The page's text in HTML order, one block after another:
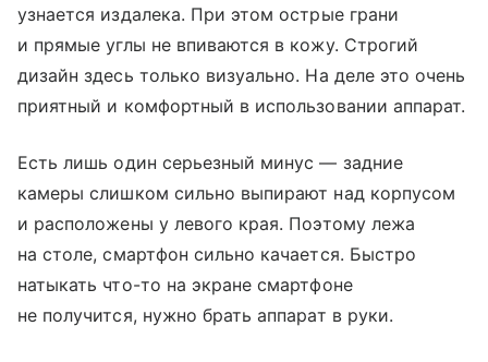
узнается издалека. При этом острые грани
и прямые углы не впиваются в кожу. Строгий
дизайн здесь только визуально. На деле это очень
приятный и комфортный в использовании аппарат.
Есть лишь один серьезный минус — задние
камеры слишком сильно выпирают над корпусом
и расположены у левого края. Поэтому лежа
на столе, смартфон сильно качается. Быстро
натыкать что-то на экране смартфоне
не получится, нужно брать аппарат в руки.